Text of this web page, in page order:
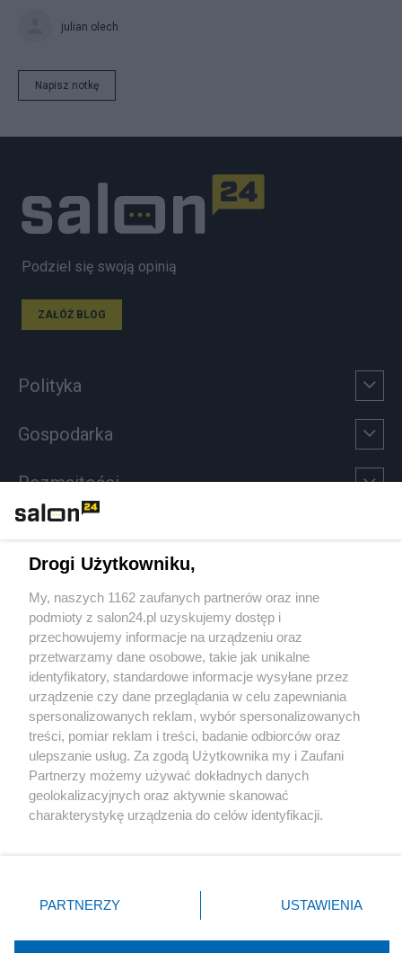
julian olech
Napisz notkę
Podziel się swoją opinią
ZAŁÓŻ BLOG
Polityka
Gospodarka
Rozmaitości
Sport
Społeczeństwo
Kultura
X Facebook Instagram Youtube
Drogi Użytkowniku,
My, naszych 1162 zaufanych partnerów oraz inne
podmioty z salon24.pl uzyskujemy dostęp i
przechowujemy informacje na urządzeniu oraz
przetwarzamy dane osobowe, takie jak unikalne
identyfikatory, standardowe informacje wysyłane przez
urządzenie czy dane przeglądania w celu zapewniania
spersonalizowanych reklam, wybór spersonalizowanych
treści, pomiar reklam i treści, badanie odbiorców oraz
ulepszanie usług. Za zgodą Użytkownika my i Zaufani
Partnerzy możemy używać dokładnych danych
geolokalizacyjnych oraz aktywnie skanować
charakterystykę urządzenia do celów identyfikacji.
zmienić/wycofać klikając przycisk ustawień prywatności
znajdujący się w lewym dolnym rogu strony
rodzaje przetwarzania danych nie wymagają zgody
PARTNERZY USTAWIENIA